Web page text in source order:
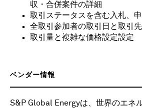
収・合併案件の詳細
取引ステータスを含む入札、
全取引参加者の取引日と取引
取引量と複雑な価格設定設定
ベンダー情報
S&P Global Energyは、世界のエネ